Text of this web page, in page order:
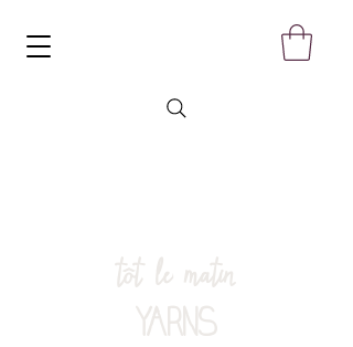
tôt le matin
YARNS